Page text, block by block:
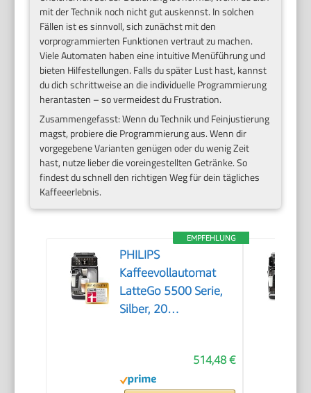
mit der Technik noch nicht gut auskennst. In solchen
Fällen ist es sinnvoll, sich zunächst mit den
vorprogrammierten Funktionen vertraut zu machen.
Viele Automaten haben eine intuitive Menüführung und
bieten Hilfestellungen. Falls du später Lust hast, kannst
du dich schrittweise an die individuelle Programmierung
herantasten – so vermeidest du Frustration.
Zusammengefasst: Wenn du Technik und Feinjustierung
magst, probiere die Programmierung aus. Wenn dir
vorgegebene Varianten genügen oder du wenig Zeit
hast, nutze lieber die voreingestellten Getränke. So
findest du schnell den richtigen Weg für dein tägliches
Kaffeeerlebnis.
EMPFEHLUNG
PHILIPS
Kaffeevollautomat
LatteGo 5500 Serie,
Silber, 20
514,48 €